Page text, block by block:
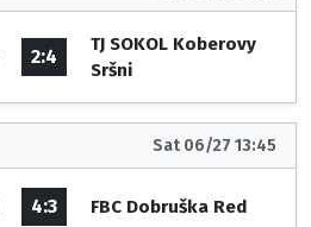
2:4
TJ SOKOL Koberovy
Sršni
Sat 06/27 13:45
4:3 FBC Dobruška Red